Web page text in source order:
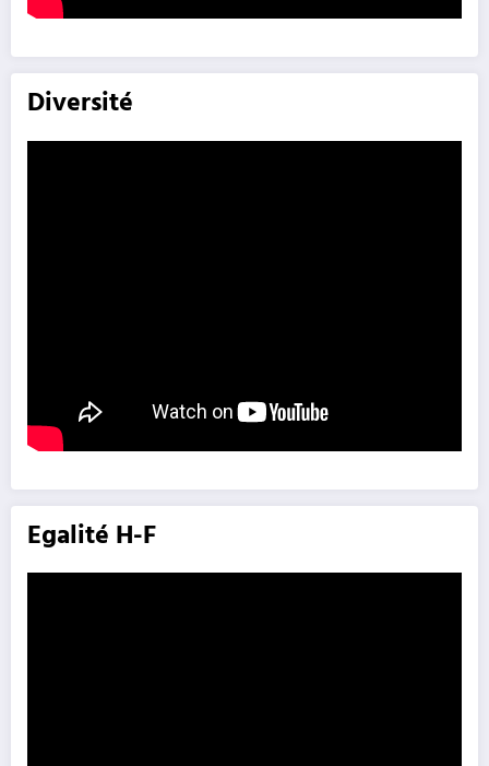
Diversité
Egalité H-F